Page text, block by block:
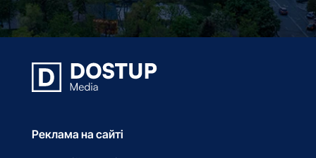
Реклама на сайті